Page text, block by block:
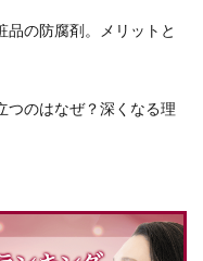
品の防腐剤。メリットと
つのはなぜ？深くなる理